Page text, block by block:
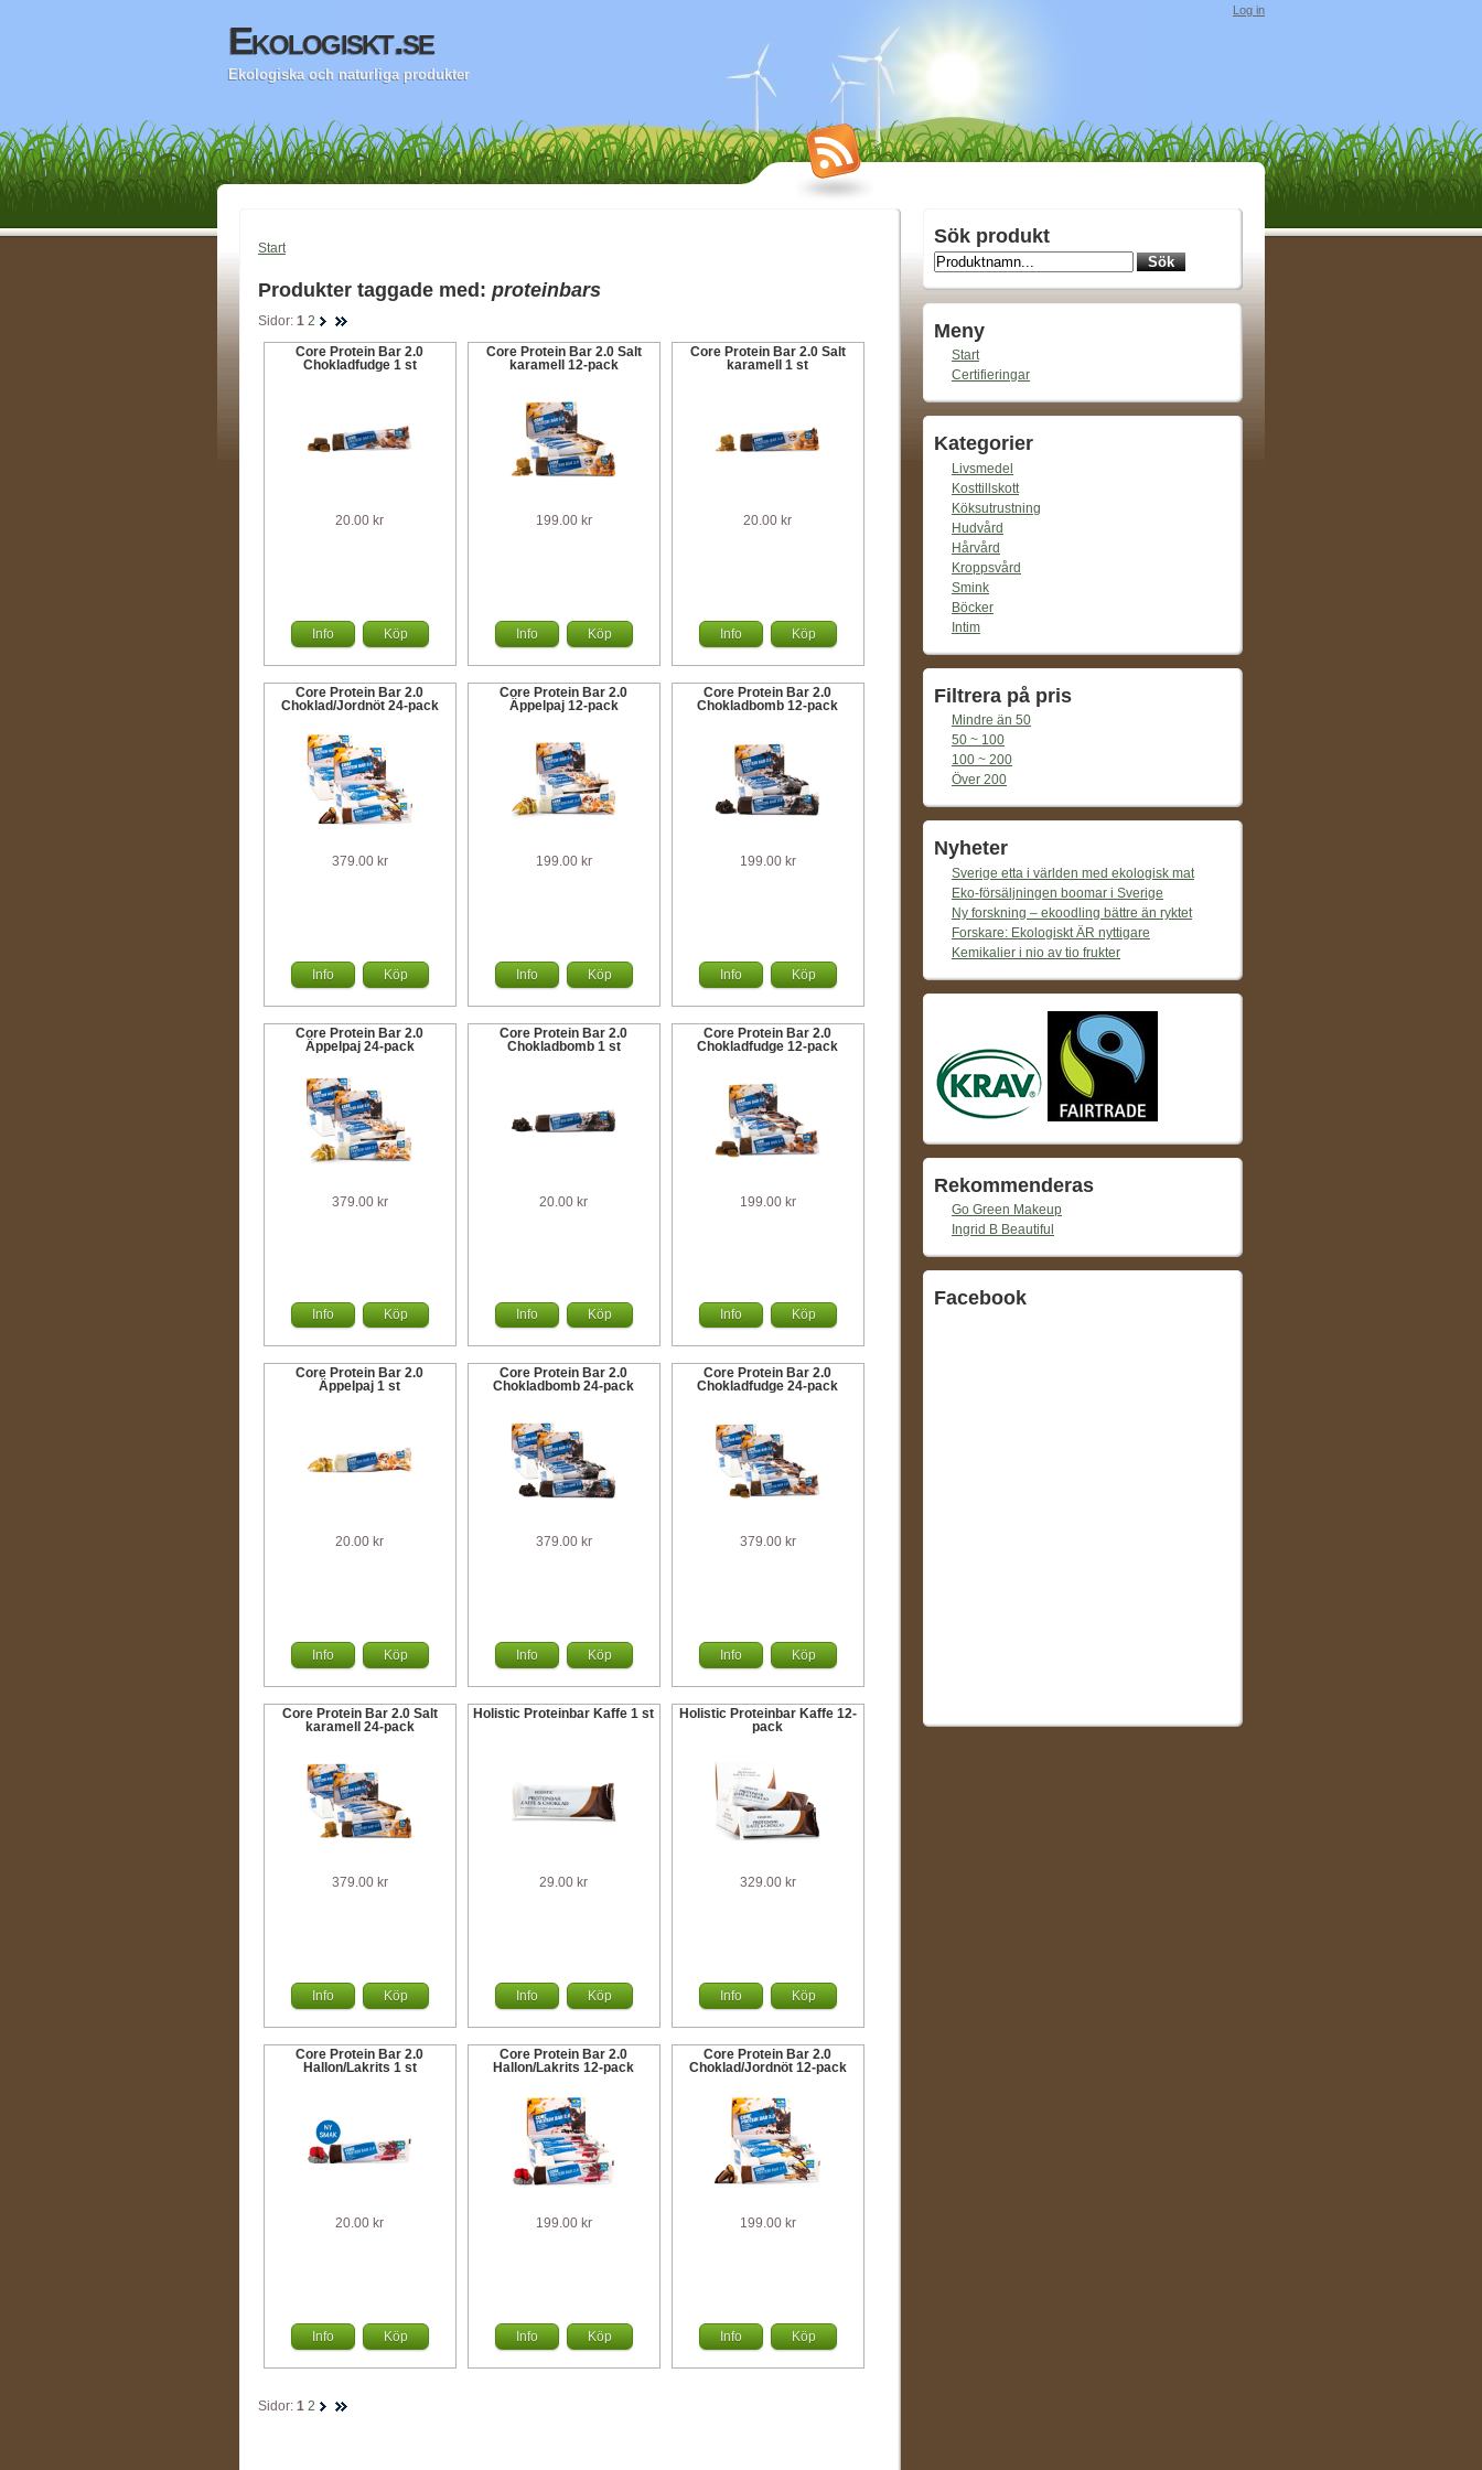
Ekologiskt.se
Ekologiska och naturliga produkter
Log in
Start
Produkter taggade med: proteinbars
Sidor: 1 2
Core Protein Bar 2.0
Chokladfudge 1 st
20.00 kr
Info Köp
Core Protein Bar 2.0 Salt
karamell 12-pack
199.00 kr
Info Köp
Core Protein Bar 2.0 Salt
karamell 1 st
20.00 kr
Info Köp
Core Protein Bar 2.0
Choklad/Jordnöt 24-pack
379.00 kr
Info Köp
Core Protein Bar 2.0
Äppelpaj 12-pack
199.00 kr
Info Köp
Core Protein Bar 2.0
Chokladbomb 12-pack
199.00 kr
Info Köp
Core Protein Bar 2.0
Äppelpaj 24-pack
379.00 kr
Info Köp
Core Protein Bar 2.0
Chokladbomb 1 st
20.00 kr
Info Köp
Core Protein Bar 2.0
Chokladfudge 12-pack
199.00 kr
Info Köp
Core Protein Bar 2.0
Äppelpaj 1 st
20.00 kr
Info Köp
Core Protein Bar 2.0
Chokladbomb 24-pack
379.00 kr
Info Köp
Core Protein Bar 2.0
Chokladfudge 24-pack
379.00 kr
Info Köp
Core Protein Bar 2.0 Salt
karamell 24-pack
379.00 kr
Info Köp
Holistic Proteinbar Kaffe 1 st
29.00 kr
Info Köp
Holistic Proteinbar Kaffe 12-
pack
329.00 kr
Info Köp
Core Protein Bar 2.0
Hallon/Lakrits 1 st
20.00 kr
Info Köp
Core Protein Bar 2.0
Hallon/Lakrits 12-pack
199.00 kr
Info Köp
Core Protein Bar 2.0
Choklad/Jordnöt 12-pack
199.00 kr
Info Köp
Sidor: 1 2
Sök produkt
Meny
Start
Certifieringar
Kategorier
Livsmedel
Kosttillskott
Köksutrustning
Hudvård
Hårvård
Kroppsvård
Smink
Böcker
Intim
Filtrera på pris
Mindre än 50
50 ~ 100
100 ~ 200
Över 200
Nyheter
Sverige etta i världen med ekologisk mat
Eko-försäljningen boomar i Sverige
Ny forskning – ekoodling bättre än ryktet
Forskare: Ekologiskt ÄR nyttigare
Kemikalier i nio av tio frukter
Rekommenderas
Go Green Makeup
Ingrid B Beautiful
Facebook